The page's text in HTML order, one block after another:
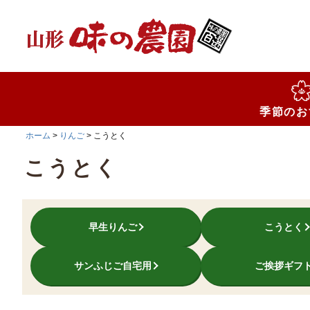
検索
季節の
ホーム りんご こうとく
こうとく
早生りんご こうとく
サンふじご自宅用 ご挨拶ギフ